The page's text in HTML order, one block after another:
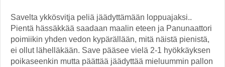
Savelta ykkösvitja peliä jäädyttämään loppuajaksi..
Pientä hässäkkää saadaan maalin eteen ja Panunaattori
poimiikin yhden vedon kypärällään, mitä näistä pienistä,
ei ollut lähelläkään. Save pääsee vielä 2-1 hyökkäyksen
poikaseenkin mutta päättää jäädyttää mieluummin pallon